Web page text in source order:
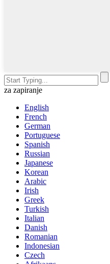
za zapiranje
English
French
German
Portuguese
Spanish
Russian
Japanese
Korean
Arabic
Irish
Greek
Turkish
Italian
Danish
Romanian
Indonesian
Czech